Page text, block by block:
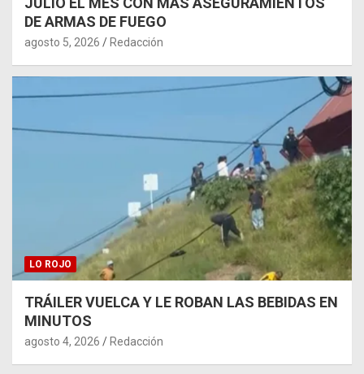
DE ARMAS DE FUEGO
agosto 5, 2026 Redacción
LO ROJO
TRÁILER VUELCA Y LE ROBAN LAS BEBIDAS EN
MINUTOS
agosto 4, 2026 Redacción